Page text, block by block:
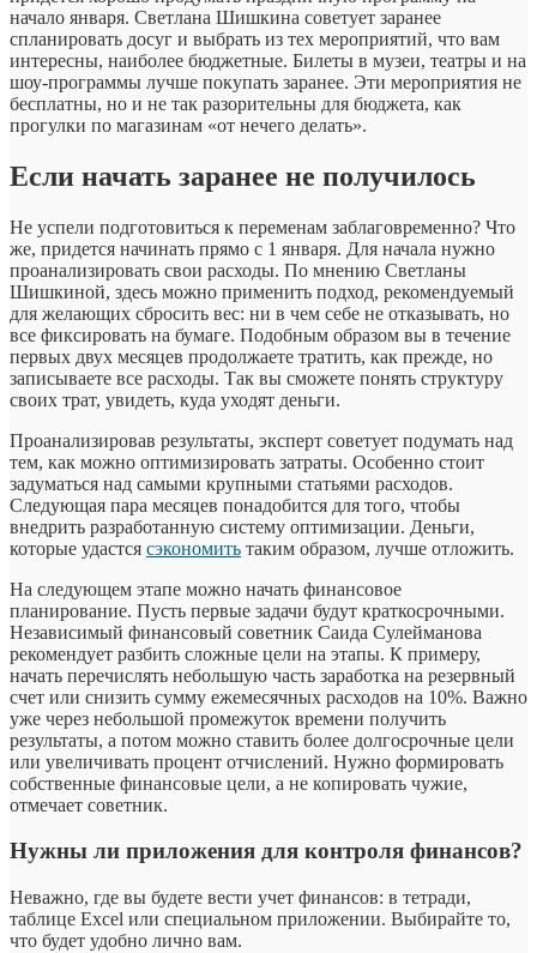
начало января. Светлана Шишкина советует заранее
спланировать досуг и выбрать из тех мероприятий, что вам
интересны, наиболее бюджетные. Билеты в музеи, театры и на
шоу-программы лучше покупать заранее. Эти мероприятия не
бесплатны, но и не так разорительны для бюджета, как
прогулки по магазинам «от нечего делать».
Если начать заранее не получилось
Не успели подготовиться к переменам заблаговременно? Что
же, придется начинать прямо с 1 января. Для начала нужно
проанализировать свои расходы. По мнению Светланы
Шишкиной, здесь можно применить подход, рекомендуемый
для желающих сбросить вес: ни в чем себе не отказывать, но
все фиксировать на бумаге. Подобным образом вы в течение
первых двух месяцев продолжаете тратить, как прежде, но
записываете все расходы. Так вы сможете понять структуру
своих трат, увидеть, куда уходят деньги.
Проанализировав результаты, эксперт советует подумать над
тем, как можно оптимизировать затраты. Особенно стоит
задуматься над самыми крупными статьями расходов.
Следующая пара месяцев понадобится для того, чтобы
внедрить разработанную систему оптимизации. Деньги,
которые удастся сэкономить таким образом, лучше отложить.
На следующем этапе можно начать финансовое
планирование. Пусть первые задачи будут краткосрочными.
Независимый финансовый советник Саида Сулейманова
рекомендует разбить сложные цели на этапы. К примеру,
начать перечислять небольшую часть заработка на резервный
счет или снизить сумму ежемесячных расходов на 10%. Важно
уже через небольшой промежуток времени получить
результаты, а потом можно ставить более долгосрочные цели
или увеличивать процент отчислений. Нужно формировать
собственные финансовые цели, а не копировать чужие,
отмечает советник.
Нужны ли приложения для контроля финансов?
Неважно, где вы будете вести учет финансов: в тетради,
таблице Excel или специальном приложении. Выбирайте то,
что будет удобно лично вам.